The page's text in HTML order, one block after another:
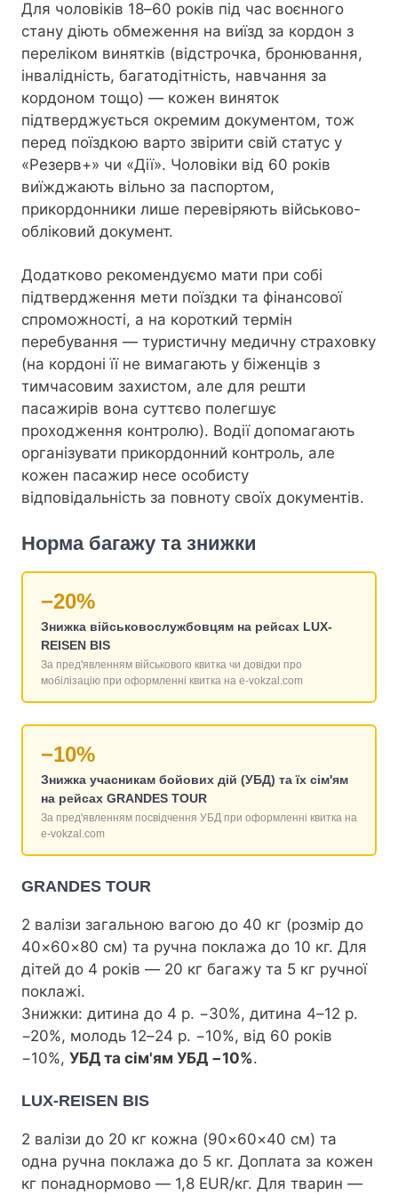
Для чоловіків 18–60 років під час воєнного
стану діють обмеження на виїзд за кордон з
переліком винятків (відстрочка, бронювання,
інвалідність, багатодітність, навчання за
кордоном тощо) — кожен виняток
підтверджується окремим документом, тож
перед поїздкою варто звірити свій статус у
«Резерв+» чи «Дії». Чоловіки від 60 років
виїжджають вільно за паспортом,
прикордонники лише перевіряють військово-
обліковий документ.
Додатково рекомендуємо мати при собі
підтвердження мети поїздки та фінансової
спроможності, а на короткий термін
перебування — туристичну медичну страховку
(на кордоні її не вимагають у біженців з
тимчасовим захистом, але для решти
пасажирів вона суттєво полегшує
проходження контролю). Водії допомагають
організувати прикордонний контроль, але
кожен пасажир несе особисту
відповідальність за повноту своїх документів.
Норма багажу та знижки
−20%
Знижка військовослужбовцям на рейсах LUX-
REISEN BIS
За пред'явленням військового квитка чи довідки про
мобілізацію при оформленні квитка на e-vokzal.com
−10%
Знижка учасникам бойових дій (УБД) та їх сім'ям
на рейсах GRANDES TOUR
За пред'явленням посвідчення УБД при оформленні квитка на
e-vokzal.com
GRANDES TOUR
2 валізи загальною вагою до 40 кг (розмір до
40×60×80 см) та ручна поклажа до 10 кг. Для
дітей до 4 років — 20 кг багажу та 5 кг ручної
поклажі.
Знижки: дитина до 4 р. −30%, дитина 4–12 р.
−20%, молодь 12–24 р. −10%, від 60 років
−10%, УБД та сім'ям УБД −10%.
LUX-REISEN BIS
2 валізи до 20 кг кожна (90×60×40 см) та
одна ручна поклажа до 5 кг. Доплата за кожен
кг понаднормово — 1,8 EUR/кг. Для тварин —